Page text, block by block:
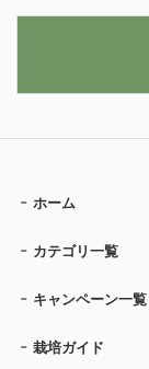
ホーム
カテゴリ一覧
キャンペーン一覧
栽培ガイド